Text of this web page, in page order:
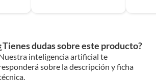
dudas sobre este producto?
inteligencia artificial te
sobre la descripción y ficha